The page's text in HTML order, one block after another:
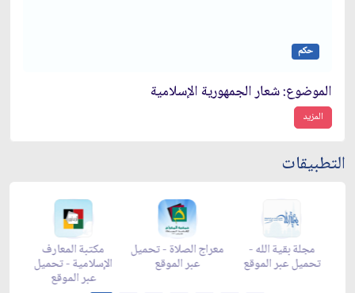
حكم
الموضوع: شعار الجمهورية الإسلامية
المزيد
التطبيقات
مكتبة المعارف
الإسلامية -
عبر الموقع
معراج الصلاة - تحميل
عبر الموقع
مجلة بقية الله -
تحميل عبر الموقع
رمضان -
الموقع